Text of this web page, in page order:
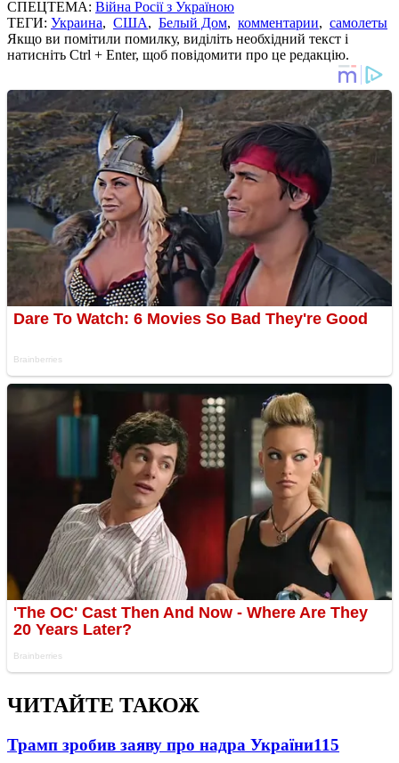
СПЕЦТЕМА: Війна Росії з Україною
ТЕГИ: Украина, США, Белый Дом, комментарии, самолеты
Якщо ви помітили помилку, виділіть необхідний текст і
натисніть Ctrl + Enter, щоб повідомити про це редакцію.
ЧИТАЙТЕ ТАКОЖ
Трамп зробив заяву про надра України115